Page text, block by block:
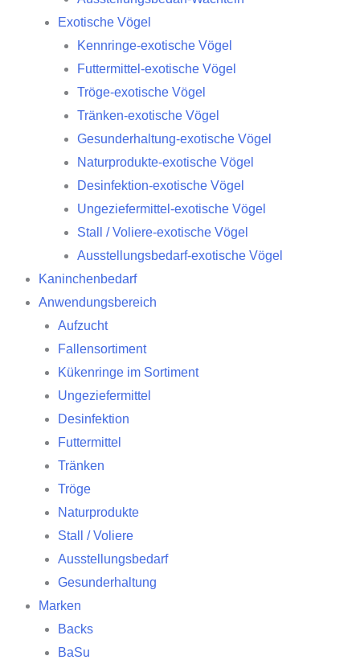
Exotische Vögel
Kennringe-exotische Vögel
Futtermittel-exotische Vögel
Tröge-exotische Vögel
Tränken-exotische Vögel
Gesunderhaltung-exotische Vögel
Naturprodukte-exotische Vögel
Desinfektion-exotische Vögel
Ungeziefermittel-exotische Vögel
Stall / Voliere-exotische Vögel
Ausstellungsbedarf-exotische Vögel
Kaninchenbedarf
Anwendungsbereich
Aufzucht
Fallensortiment
Kükenringe im Sortiment
Ungeziefermittel
Desinfektion
Futtermittel
Tränken
Tröge
Naturprodukte
Stall / Voliere
Ausstellungsbedarf
Gesunderhaltung
Marken
Backs
BaSu